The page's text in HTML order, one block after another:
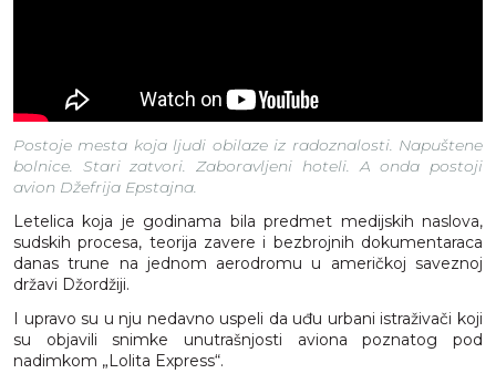
Postoje mesta koja ljudi obilaze iz radoznalosti. Napuštene
bolnice. Stari zatvori. Zaboravljeni hoteli. A onda postoji
avion Džefrija Epstajna.
Letelica koja je godinama bila predmet medijskih naslova,
sudskih procesa, teorija zavere i bezbrojnih dokumentaraca
danas trune na jednom aerodromu u američkoj saveznoj
državi Džordžiji.
I upravo su u nju nedavno uspeli da uđu urbani istraživači koji
su objavili snimke unutrašnjosti aviona poznatog pod
nadimkom „Lolita Express“.